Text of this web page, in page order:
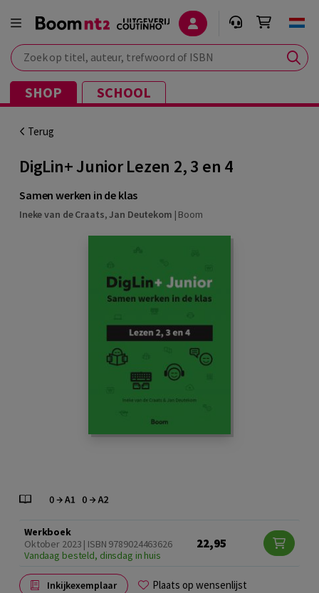
Zoek op titel, auteur, trefwoord of ISBN
SHOP SCHOOL
Terug
DigLin+ Junior Lezen 2, 3 en 4
Samen werken in de klas
Ineke van de Craats,Jan Deutekom | Boom
Werkboek
Oktober 2023 | ISBN 9789024463626
Vandaag besteld, dinsdag in huis
22,95
Inkijkexemplaar Plaats op wensenlijst